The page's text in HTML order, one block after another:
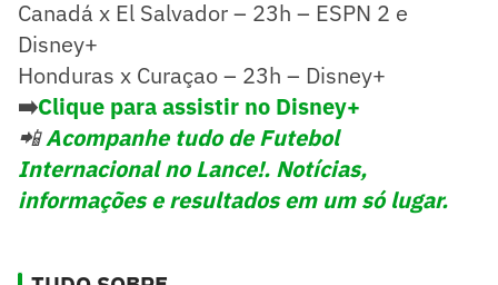
Canadá x El Salvador – 23h – ESPN 2 e
Disney+
Honduras x Curaçao – 23h – Disney+
➡️Clique para assistir no Disney+
📲Acompanhe tudo de Futebol
Internacional no Lance!. Notícias,
informações e resultados em um só lugar.